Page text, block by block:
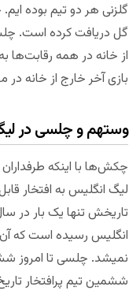
گلزنی هر دو تیم بوده
گل دریافت کرده است.
از خانه در همه
بازی آخر خارج از خانه در مجموع ۶
وستهم و چلسی در
چکش‌ها با اینکه
لیگ انگلیس به افتخار
انگلیس رسیده است که آن
نمیشد. چلسی تا امروز
ششمین تیم پرافتخار